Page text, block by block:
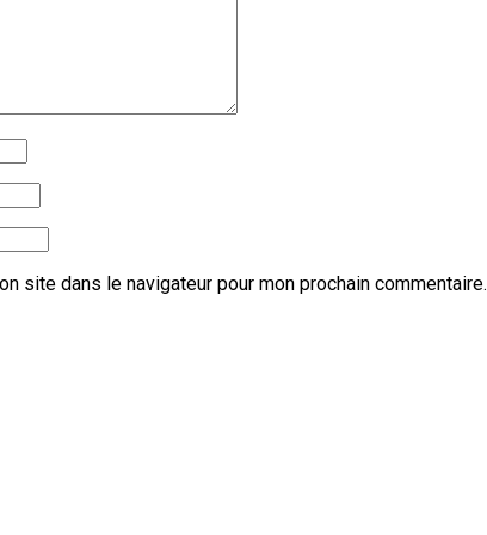
site dans le navigateur pour mon prochain commentaire.